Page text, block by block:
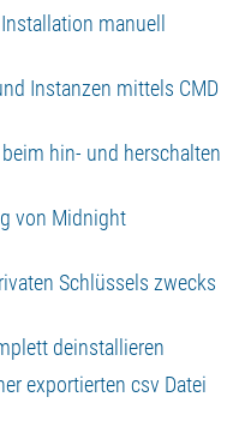
manuell
Instanzen mittels CMD
hin- und herschalten
von Midnight
Schlüssels zwecks
deinstallieren
exportierten csv Datei